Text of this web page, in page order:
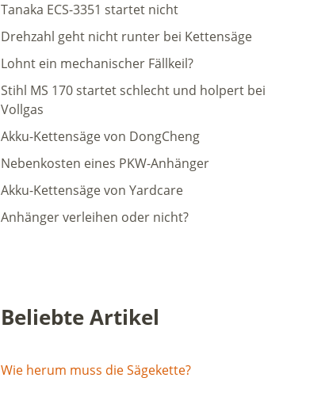
Tanaka ECS-3351 startet nicht
Drehzahl geht nicht runter bei Kettensäge
Lohnt ein mechanischer Fällkeil?
Stihl MS 170 startet schlecht und holpert bei
Vollgas
Akku-Kettensäge von DongCheng
Nebenkosten eines PKW-Anhänger
Akku-Kettensäge von Yardcare
Anhänger verleihen oder nicht?
Beliebte Artikel
Wie herum muss die Sägekette?